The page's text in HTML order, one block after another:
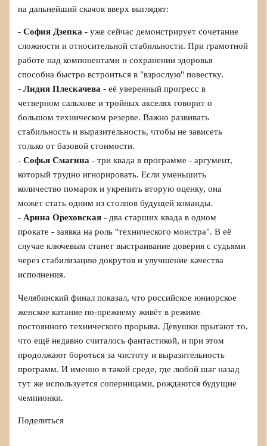
на дальнейший скачок вверх выглядят:
-София Дзепка - уже сейчас демонстрирует сочетание
сложности и относительной стабильности. При грамотной
работе над компонентами и сохранении здоровья
способна быстро встроиться в "взрослую" повестку.
-Лидия Плескачева - её уверенный прогресс в
четверном сальхове и тройных акселях говорит о
большом техническом резерве. Важно развивать
стабильность и выразительность, чтобы не зависеть
только от базовой стоимости.
-Софья Смагина - три квада в программе - аргумент,
который трудно игнорировать. Если уменьшить
количество помарок и укрепить вторую оценку, она
может стать одним из столпов будущей команды.
-Арина Ореховская - два старших квада в одном
прокате - заявка на роль "технического монстра". В её
случае ключевым станет выстраивание доверия с судьями
через стабилизацию докрутов и улучшение качества
исполнения.
Челябинский финал показал, что российское юниорское
женское катание по-прежнему живёт в режиме
постоянного технического прорыва. Девушки прыгают то,
что ещё недавно считалось фантастикой, и при этом
продолжают бороться за чистоту и выразительность
программ. И именно в такой среде, где любой шаг назад
тут же используется соперницами, рождаются будущие
чемпионки.
Поделиться